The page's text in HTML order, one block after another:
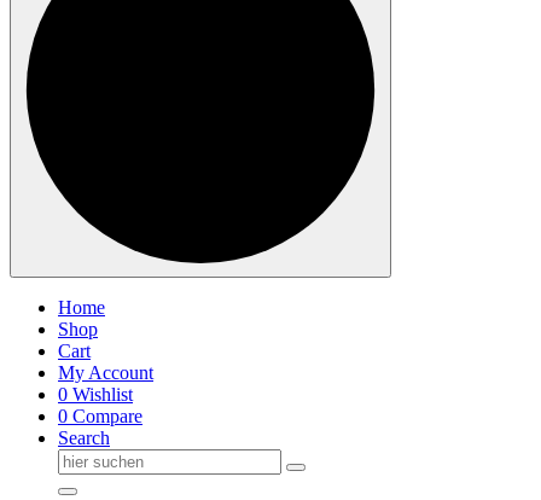
Home
Shop
Cart
My Account
0 Wishlist
0 Compare
Search
Suche
nach: